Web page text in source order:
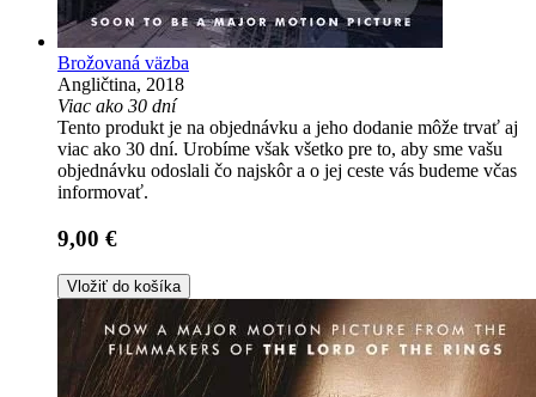
Brožovaná väzba
Angličtina, 2018
Viac ako 30 dní
Tento produkt je na objednávku a jeho dodanie môže trvať aj
viac ako 30 dní. Urobíme však všetko pre to, aby sme vašu
objednávku odoslali čo najskôr a o jej ceste vás budeme včas
informovať.
9,00 €
Vložiť do košíka